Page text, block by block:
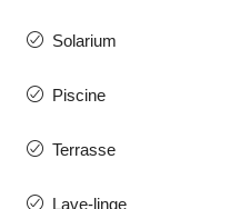
Solarium
Piscine
Terrasse
Lave-linge